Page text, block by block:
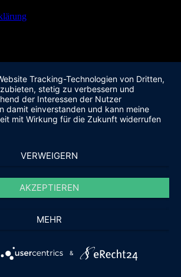
Tracking-Technologien von Dritten,
stetig zu verbessern und
der Interessen der Nutzer
damit einverstanden und kann meine
mit Wirkung für die Zukunft widerrufen
VERWEIGERN
AKZEPTIEREN
MEHR
&